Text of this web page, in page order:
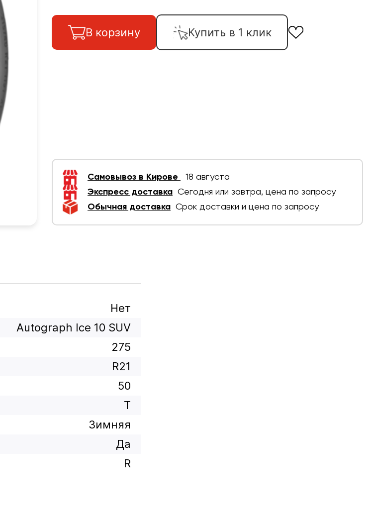
В корзину Купить в 1 клик
Самовывоз в Кирове
18 августа
Экспресс доставка Сегодня или завтра, цена по запросу
Обычная доставка Срок доставки и цена по запросу
Нет
Autograph Ice 10 SUV
275
R21
50
T
Зимняя
Да
R